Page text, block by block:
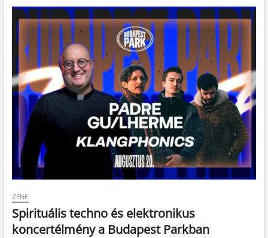
ZENE
Spirituális techno és elektronikus
koncertélmény a Budapest Parkban